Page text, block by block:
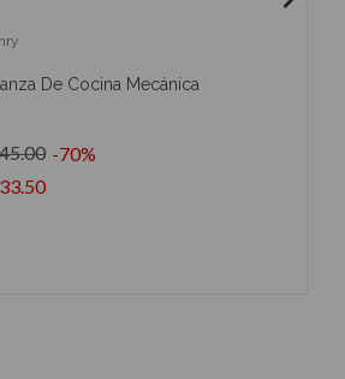
De Cocina Mecánica
-70%